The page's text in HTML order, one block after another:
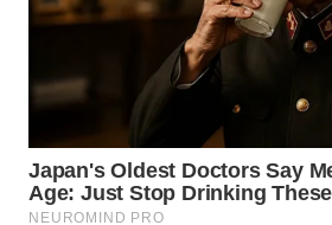
LABUHANBATU
WN
TAPANULI
WN DELI
SERDANG